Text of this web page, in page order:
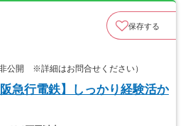
保存する
公開 ※詳細はお問合せください）
急行電鉄】しっかり経験活か